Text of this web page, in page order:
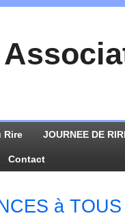
Rire JOURNEE DE
Contact
à